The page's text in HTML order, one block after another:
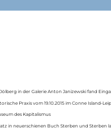
in der Galerie Anton Janizewski fand
Praxis vom 19.10.2015 im Conne Island-
des Kapitalismus
in neuerschienen Buch Sterben und Sterben